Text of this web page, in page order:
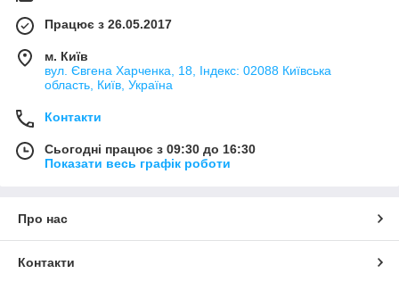
Працює з 26.05.2017
м. Київ
вул. Євгена Харченка, 18, Індекс: 02088 Київська
область, Київ, Україна
Контакти
Сьогодні працює з 09:30 до 16:30
Показати весь графік роботи
Про нас
Контакти